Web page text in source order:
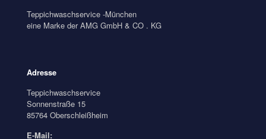
Teppichwaschservice -München
eine Marke der AMG GmbH & CO . KG
Adresse
Teppichwaschservice
Sonnenstraße 15
85764 Oberschleißheim
E-Mail: